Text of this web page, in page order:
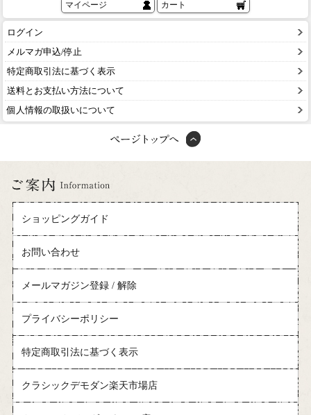
マイページ カート
ログイン
メルマガ申込/停止
特定商取引法に基づく表示
送料とお支払い方法について
個人情報の取扱いについて
ショッピングガイド
お問い合わせ
メールマガジン登録 / 解除
プライバシーポリシー
特定商取引法に基づく表示
クラシックデモダン楽天市場店